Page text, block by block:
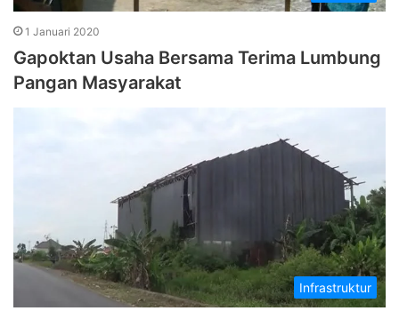
1 Januari 2020
Gapoktan Usaha Bersama Terima Lumbung
Pangan Masyarakat
Infrastruktur